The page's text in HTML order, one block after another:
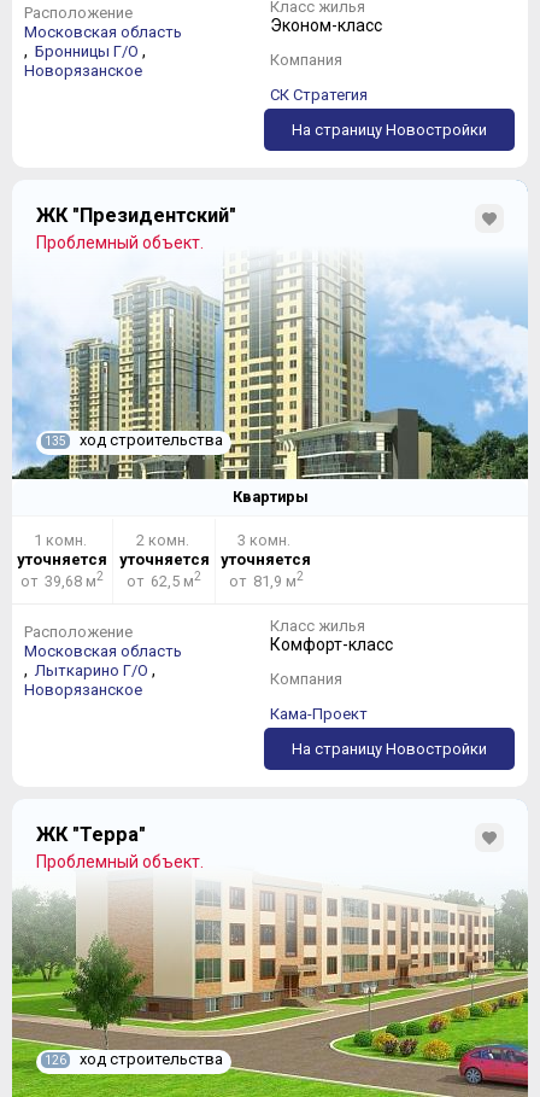
Расположение
Московская область
, Бронницы Г/О ,
Новорязанское
Класс жилья
Эконом-класс
Компания
СК Стратегия
На страницу Новостройки
ЖК "Президентский"
Проблемный объект.
135 ход строительства
Квартиры
1 комн.
уточняется
от 39,68 м2
2 комн.
уточняется
от 62,5 м2
3 комн.
уточняется
от 81,9 м2
Расположение
Московская область
, Лыткарино Г/О ,
Новорязанское
Класс жилья
Комфорт-класс
Компания
Кама-Проект
На страницу Новостройки
ЖК "Терра"
Проблемный объект.
126 ход строительства